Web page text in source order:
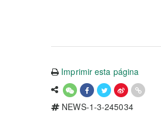
Imprimir esta página
NEWS-1-3-245034